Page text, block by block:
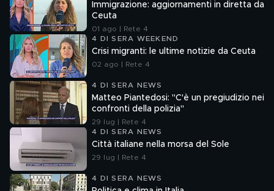
Immigrazione: aggiornamenti in diretta da
Ceuta
01 ago | Rete 4
4 DI SERA WEEKEND
Crisi migranti: le ultime notizie da Ceuta
02 ago | Rete 4
4 DI SERA NEWS
Matteo Piantedosi: "C'è un pregiudizio nei
confronti della polizia"
29 lug | Rete 4
4 DI SERA NEWS
Città italiane nella morsa del Sole
29 lug | Rete 4
4 DI SERA NEWS